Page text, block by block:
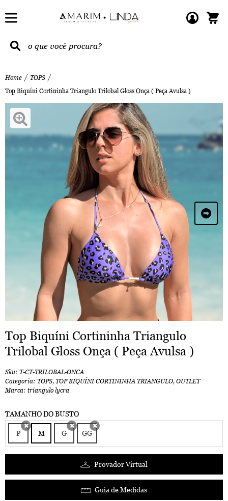
Home
TOPS
Top Biquíni Cortininha Triangulo Trilobal Gloss Onça ( Peça Avulsa )
Top Biquíni Cortininha Triangulo
Trilobal Gloss Onça ( Peça Avulsa )
Sku: T-CT-TRILOBAL-ONCA
Categoria: TOPS, TOP BIQUÍNI CORTININHA TRIANGULO, OUTLET
Marca: triangulo lycra
TAMANHO DO BUSTO
P M G GG
x
Provador Virtual
Guia de Medidas